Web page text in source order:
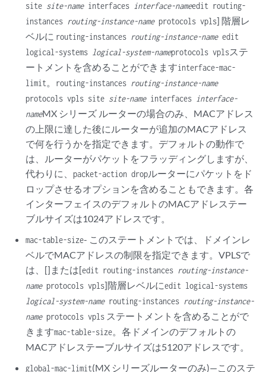
site site-nameinterfaces interface-nameedit routing-
instances routing-instance-nameprotocols vpls] 階層レ
ベルに routing-instances routing-instance-nameedit
logical-systems logical-system-nameprotocols vplsステ
ートメントを含めることができますinterface-mac-
limit。 routing-instances routing-instance-name
protocols vpls site site-nameinterfaces interface-
nameMX シリーズ ルーターの場合のみ、MACアドレス
の上限に達した後にルーターが追加のMACアドレス
で何を行うかを指定できます。デフォルトの動作で
は、ルーターがパケットをフラッディングしますが、
代わりに、packet-action dropルーターにパケットをド
ロップさせるオプションを含めることもできます。各
インターフェイスのデフォルトのMACアドレステー
ブルサイズは1024アドレスです。
mac-table-size- このステートメントでは、ドメインレ
ベルでMACアドレスの制限を指定できます。VPLSで
は、[]または[edit routing-instances routing-instance-
nameprotocols vpls]階層レベルにedit logical-systems
logical-system-namerouting-instances routing-instance-
nameprotocols vpls ステートメントを含めることがで
きますmac-table-size。各ドメインのデフォルトの
MACアドレステーブルサイズは5120アドレスです。
global-mac-limit(MX シリーズルーターのみ)—このステ